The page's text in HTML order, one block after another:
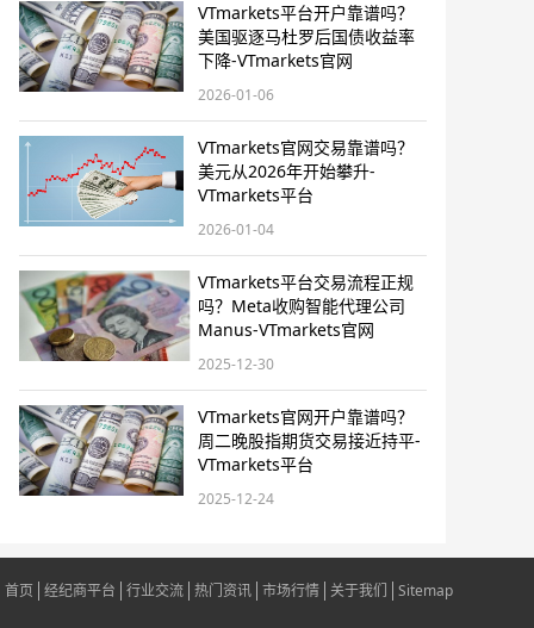
VTmarkets平台开户靠谱吗？
美国驱逐马杜罗后国债收益率
下降-VTmarkets官网
2026-01-06
VTmarkets官网交易靠谱吗？
美元从2026年开始攀升-
VTmarkets平台
2026-01-04
VTmarkets平台交易流程正规
吗？Meta收购智能代理公司
Manus-VTmarkets官网
2025-12-30
VTmarkets官网开户靠谱吗？
周二晚股指期货交易接近持平-
VTmarkets平台
2025-12-24
首页 经纪商平台 行业交流 热门资讯 市场行情 关于我们 Sitemap